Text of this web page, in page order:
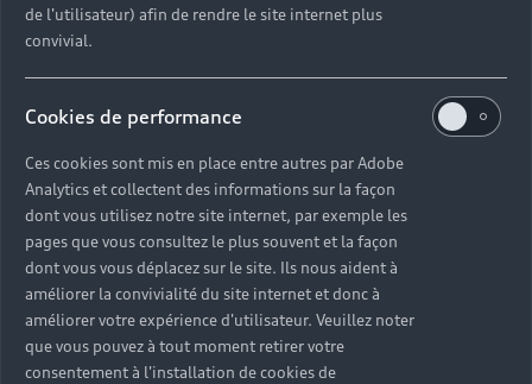
Faites le choix
d’un service sur-
mesure avec
Audi Toulouse
de l'utilisateur) afin de rendre le site internet plus
convivial.
Cookies de performance
Ces cookies sont mis en place entre autres par Adobe
Analytics et collectent des informations sur la façon
dont vous utilisez notre site internet, par exemple les
pages que vous consultez le plus souvent et la façon
dont vous vous déplacez sur le site. Ils nous aident à
améliorer la convivialité du site internet et donc à
améliorer votre expérience d'utilisateur. Veuillez noter
que vous pouvez à tout moment retirer votre
consentement à l'installation de cookies de